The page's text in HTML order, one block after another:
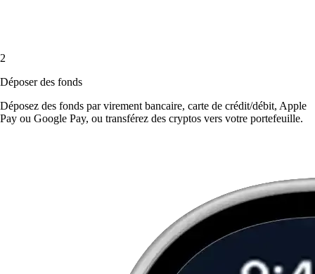
2
Déposer des fonds
Déposez des fonds par virement bancaire, carte de crédit/débit, Apple
Pay ou Google Pay, ou transférez des cryptos vers votre portefeuille.